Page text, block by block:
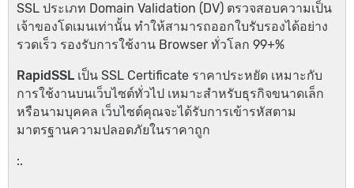
SSL ประเภท Domain Validation (DV) ตรวจสอบความเป็น
เจ้าของโดเมนเท่านั้น ทำให้สามารถออกใบรับรองได้อย่าง
รวดเร็ว รองรับการใช้งาน Browser ทั่วโลก 99+%
RapidSSL เป็น SSL Certificate ราคาประหยัด เหมาะกับ
การใช้งานบนเว็บไซต์ทั่วไป เหมาะสำหรับธุรกิจขนาดเล็ก
หรือนามบุคคล เว็บไซต์คุณจะได้รับการเข้ารหัสตาม
มาตรฐานความปลอดภัยในราคาถูก
:.